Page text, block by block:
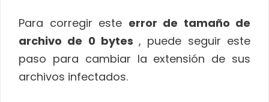
Para corregir este error de tamaño de
archivo de 0 bytes , puede seguir este
paso para cambiar la extensión de sus
archivos infectados.